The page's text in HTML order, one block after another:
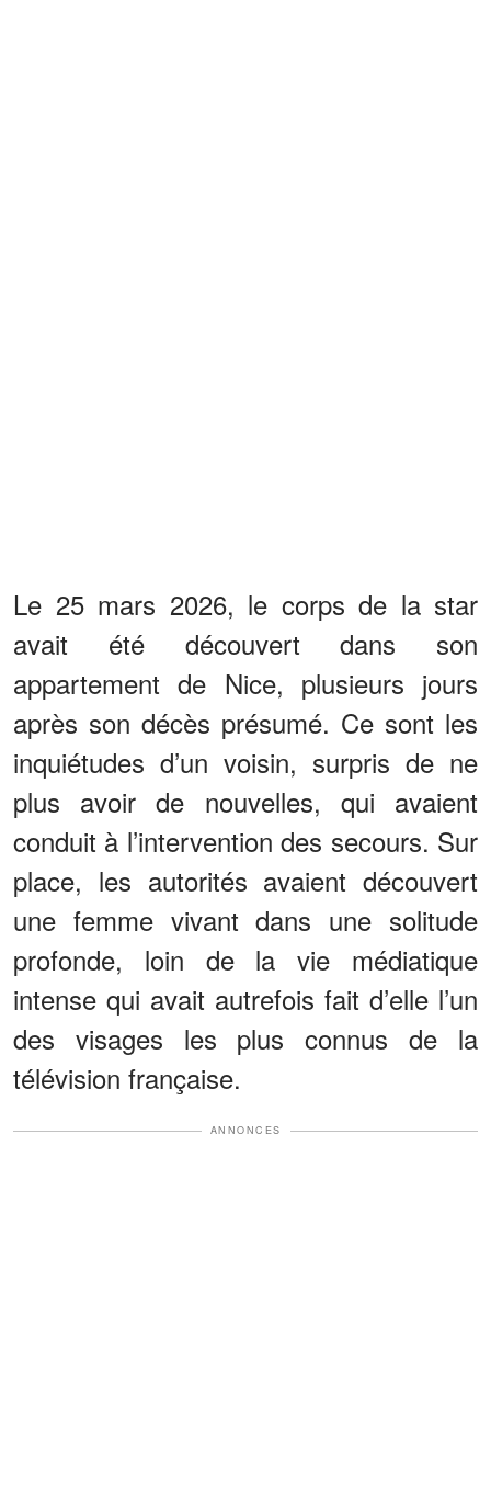
Le 25 mars 2026, le corps de la star
avait été découvert dans son
appartement de Nice, plusieurs jours
après son décès présumé. Ce sont les
inquiétudes d’un voisin, surpris de ne
plus avoir de nouvelles, qui avaient
conduit à l’intervention des secours. Sur
place, les autorités avaient découvert
une femme vivant dans une solitude
profonde, loin de la vie médiatique
intense qui avait autrefois fait d’elle l’un
des visages les plus connus de la
télévision française.
ANNONCES